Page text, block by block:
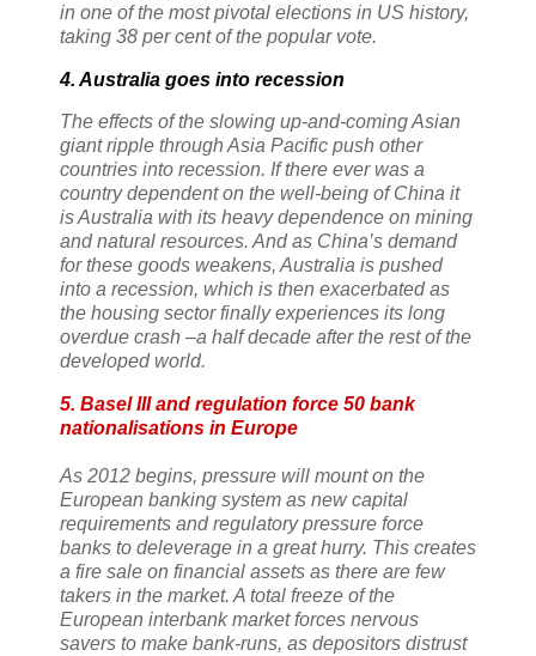
in one of the most pivotal elections in US history,
taking 38 per cent of the popular vote.
4. Australia goes into recession
The effects of the slowing up-and-coming Asian
giant ripple through Asia Pacific push other
countries into recession. If there ever was a
country dependent on the well-being of China it
is Australia with its heavy dependence on mining
and natural resources. And as China’s demand
for these goods weakens, Australia is pushed
into a recession, which is then exacerbated as
the housing sector finally experiences its long
overdue crash –a half decade after the rest of the
developed world.
5. Basel III and regulation force 50 bank
nationalisations in Europe
As 2012 begins, pressure will mount on the
European banking system as new capital
requirements and regulatory pressure force
banks to deleverage in a great hurry. This creates
a fire sale on financial assets as there are few
takers in the market. A total freeze of the
European interbank market forces nervous
savers to make bank-runs, as depositors distrust